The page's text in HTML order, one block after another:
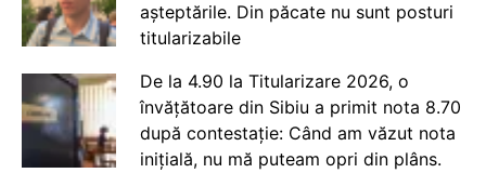
așteptările. Din păcate nu sunt posturi
titularizabile
De la 4.90 la Titularizare 2026, o
învățătoare din Sibiu a primit nota 8.70
după contestație: Când am văzut nota
inițială, nu mă puteam opri din plâns.